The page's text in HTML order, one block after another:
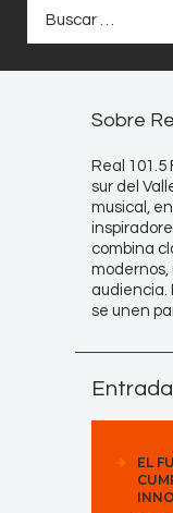
Sobre
Real
sur del
musical,
combina
modernos,
audiencia.
se unen
EL